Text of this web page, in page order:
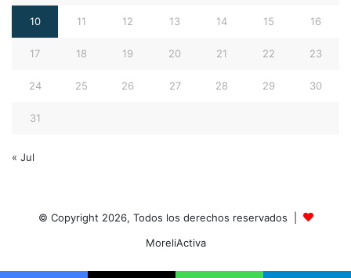
10 11 12 13 14 15 16
17 18 19 20 21 22 23
24 25 26 27 28 29 30
31
« Jul
© Copyright 2026, Todos los derechos reservados |
MoreliActiva